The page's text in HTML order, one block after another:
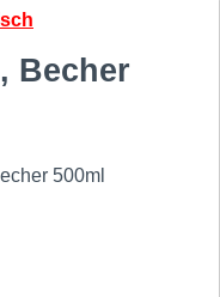
Becher